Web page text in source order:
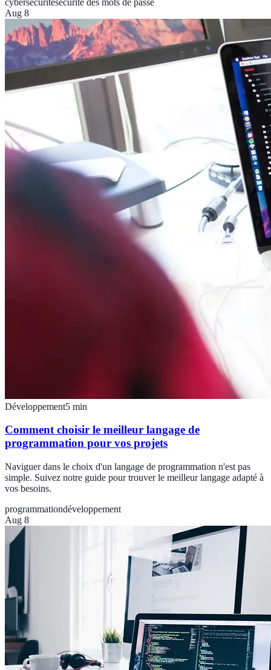
Aug 8
Développement5 min
Comment choisir le meilleur langage de
programmation pour vos projets
Naviguer dans le choix d'un langage de programmation n'est pas
simple. Suivez notre guide pour trouver le meilleur langage adapté à
vos besoins.
programmationdéveloppement
Aug 8